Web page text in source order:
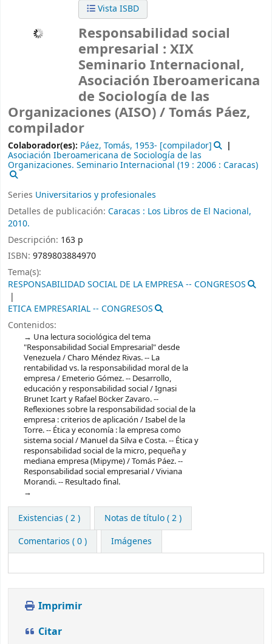
Vista ISBD
Responsabilidad social
empresarial : XIX
Seminario Internacional,
Asociación Iberoamericana
de Sociología de las
Organizaciones (AISO) /Tomás Páez,
compilador
Colaborador(es): Páez, Tomás, 1953- [compilador]
Asociación Iberoamericana de Sociología de las
Organizaciones. Seminario Internacional (19 : 2006 : Caracas)
Series Universitarios y profesionales
Detalles de publicación: Caracas : Los Libros de El Nacional,
2010.
Descripción: 163 p
ISBN: 9789803884970
Tema(s):
RESPONSABILIDAD SOCIAL DE LA EMPRESA -- CONGRESOS
ETICA EMPRESARIAL -- CONGRESOS
Contenidos:
Una lectura sociológica del tema
"Responsabilidad Social Empresarial" desde
Venezuela / Charo Méndez Rivas. -- La
rentabilidad vs. la responsabilidad moral de la
empresa / Emeterio Gómez. -- Desarrollo,
educación y responsabilidad social / Ignasi
Brunet Icart y Rafael Böcker Zavaro. --
Reflexiones sobre la responsabilidad social de la
empresa : criterios de aplicación / Isabel de la
Torre. -- Ética y economía : la empresa como
sistema social / Manuel da Silva e Costa. -- Ética y
responsabilidad social de la micro, pequeña y
mediana empresa (Mipyme) / Tomás Páez. --
Responsabilidad social empresarial / Viviana
Morandi. -- Resultado final.
Existencias ( 2 )
Notas de título ( 2 )
Comentarios ( 0 )
Imágenes
Imprimir
Citar